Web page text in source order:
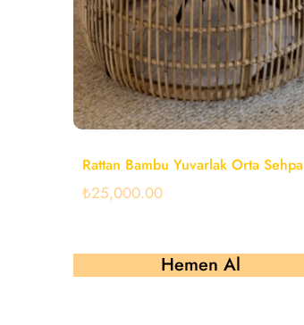
Rattan Bambu Yuvarlak Orta Sehpa
₺25,000.00
Hemen Al